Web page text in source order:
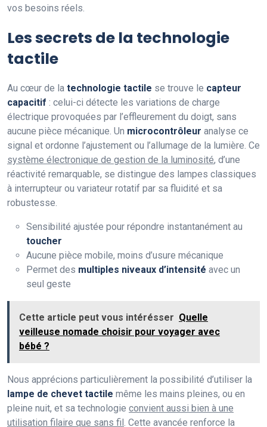
vos besoins réels.
Les secrets de la technologie
tactile
Au cœur de la technologie tactile se trouve le capteur
capacitif : celui-ci détecte les variations de charge
électrique provoquées par l’effleurement du doigt, sans
aucune pièce mécanique. Un microcontrôleur analyse ce
signal et ordonne l’ajustement ou l’allumage de la lumière. Ce
système électronique de gestion de la luminosité, d’une
réactivité remarquable, se distingue des lampes classiques
à interrupteur ou variateur rotatif par sa fluidité et sa
robustesse.
Sensibilité ajustée pour répondre instantanément au
toucher
Aucune pièce mobile, moins d’usure mécanique
Permet des multiples niveaux d’intensité avec un
seul geste
Cette article peut vous intérésser Quelle
veilleuse nomade choisir pour voyager avec
bébé ?
Nous apprécions particulièrement la possibilité d’utiliser la
lampe de chevet tactile même les mains pleines, ou en
pleine nuit, et sa technologie convient aussi bien à une
utilisation filaire que sans fil . Cette avancée renforce la